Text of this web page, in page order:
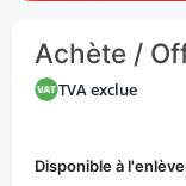
Achète /
TVA exclue
Disponible à